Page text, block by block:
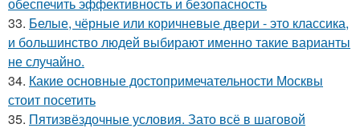
обеспечить эффективность и безопасность
33. Белые, чёрные или коричневые двери - это классика,
и большинство людей выбирают именно такие варианты
не случайно.
34. Какие основные достопримечательности Москвы
стоит посетить
35. Пятизвёздочные условия. Зато всё в шаговой